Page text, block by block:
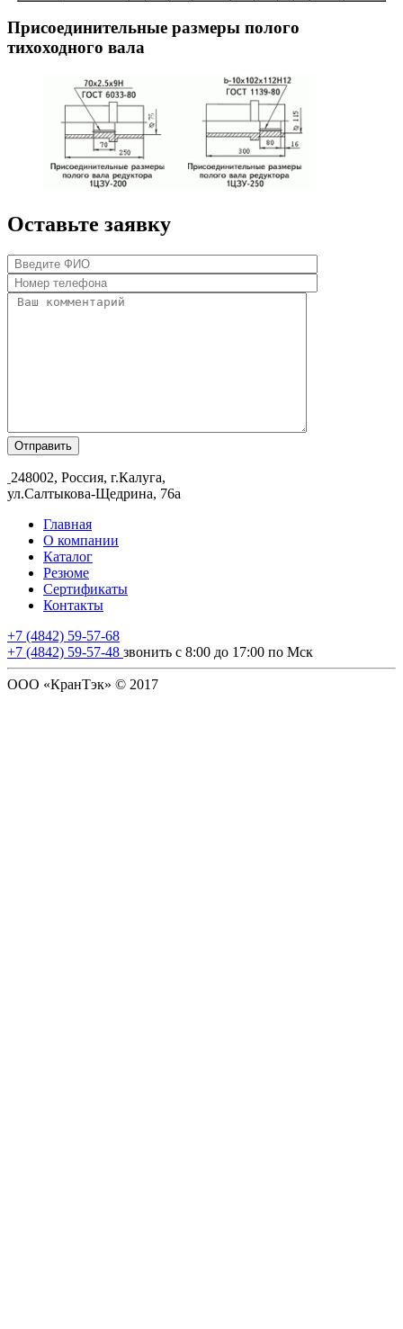
Присоединительные размеры полого
тихоходного вала
Оставьте заявку
248002, Россия, г.Калуга,
ул.Салтыкова-Щедрина, 76а
Главная
О компании
Каталог
Резюме
Сертификаты
Контакты
+7 (4842) 59-57-68
+7 (4842) 59-57-48 звонить с 8:00 до 17:00 по Мск
ООО «КранТэк» © 2017